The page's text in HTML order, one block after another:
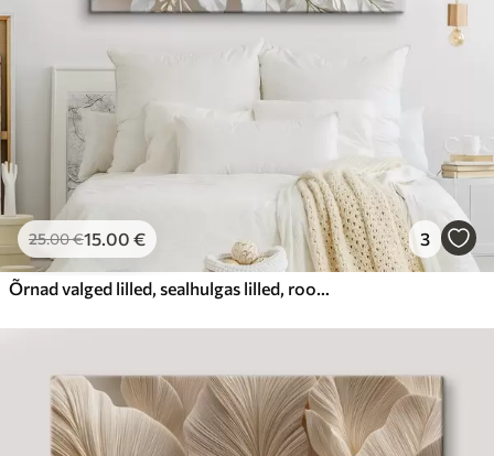
25.00€15.00 € 3
Õrnad valged lilled, sealhulgas lilled, roosid ja muud pehmete, sametiste kroonlehtedega õied